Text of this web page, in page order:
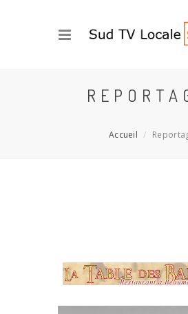
Accueil